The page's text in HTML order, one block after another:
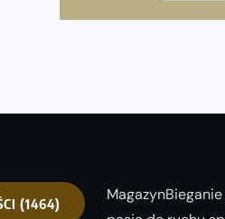
Już w ten weekend! Przed
(1464)